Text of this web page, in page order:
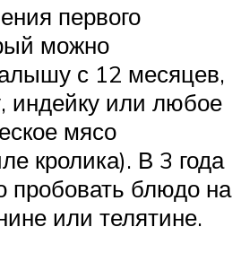
первого
можно
с 12 месяцев,
индейку или любое
мясо
кролика). В 3 года
пробовать блюдо на
или телятине.